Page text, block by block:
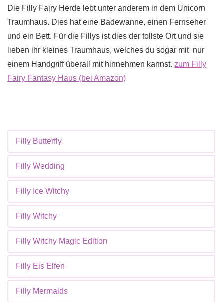
Die Filly Fairy Herde lebt unter anderem in dem Unicorn
Traumhaus. Dies hat eine Badewanne, einen Fernseher
und ein Bett. Für die Fillys ist dies der tollste Ort und sie
lieben ihr kleines Traumhaus, welches du sogar mit nur
einem Handgriff überall mit hinnehmen kannst. zum Filly
Fairy Fantasy Haus (bei Amazon)
Filly Butterfly
Filly Wedding
Filly Ice Witchy
Filly Witchy
Filly Witchy Magic Edition
Filly Eis Elfen
Filly Mermaids